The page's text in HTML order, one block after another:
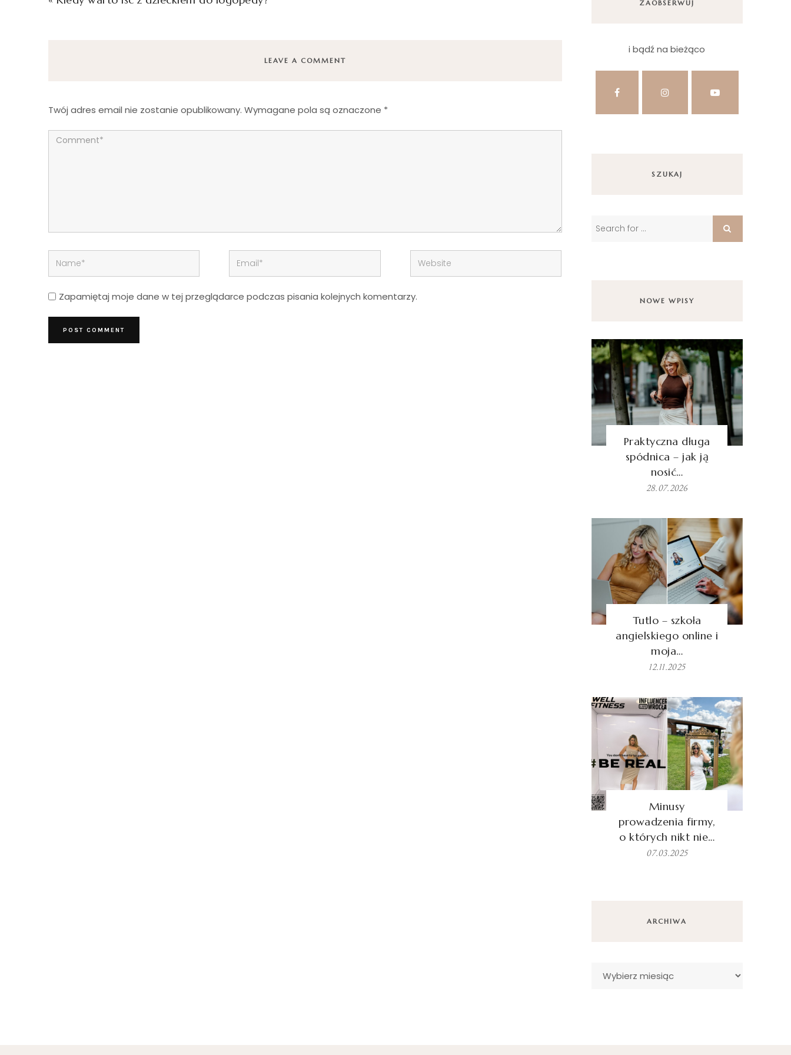
LEAVE A COMMENT
Twój adres email nie zostanie opublikowany. Wymagane pola są oznaczone *
Zapamiętaj moje dane w tej przeglądarce podczas pisania kolejnych komentarzy.
ZAOBSERWUJ
i bądź na bieżąco
SZUKAJ
NOWE WPISY
Praktyczna długa
spódnica – jak ją
nosić…
28.07.2026
Tutlo – szkoła
angielskiego online i
moja…
12.11.2025
Minusy
prowadzenia firmy,
o których nikt nie…
07.03.2025
ARCHIWA